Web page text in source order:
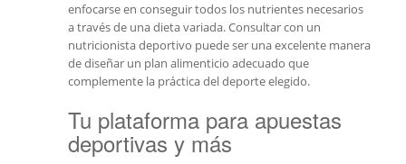
enfocarse en conseguir todos los nutrientes necesarios
a través de una dieta variada. Consultar con un
nutricionista deportivo puede ser una excelente manera
de diseñar un plan alimenticio adecuado que
complemente la práctica del deporte elegido.
Tu plataforma para apuestas
deportivas y más